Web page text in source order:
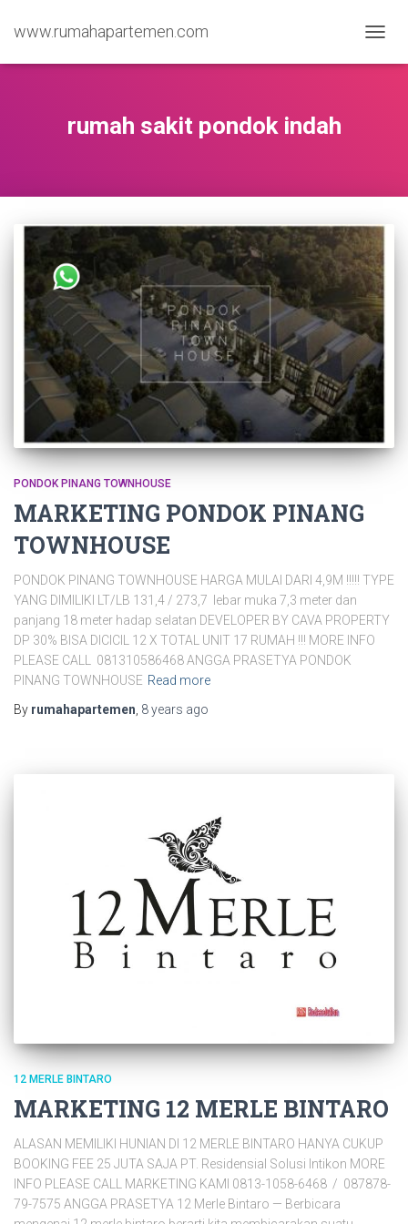
www.rumahapartemen.com
rumah sakit pondok indah
PONDOK PINANG TOWNHOUSE
MARKETING PONDOK PINANG
TOWNHOUSE
PONDOK PINANG TOWNHOUSE HARGA MULAI DARI 4,9M !!!!! TYPE
YANG DIMILIKI LT/LB 131,4 / 273,7 lebar muka 7,3 meter dan
panjang 18 meter hadap selatan DEVELOPER BY CAVA PROPERTY
DP 30% BISA DICICIL 12 X TOTAL UNIT 17 RUMAH !!! MORE INFO
PLEASE CALL 081310586468 ANGGA PRASETYA PONDOK
PINANG TOWNHOUSE Read more
By rumahapartemen 8 years ago
12 MERLE BINTARO
MARKETING 12 MERLE BINTARO
ALASAN MEMILIKI HUNIAN DI 12 MERLE BINTARO HANYA CUKUP
BOOKING FEE 25 JUTA SAJA PT. Residensial Solusi Intikon MORE
INFO PLEASE CALL MARKETING KAMI 0813-1058-6468 / 087878-
79-7575 ANGGA PRASETYA 12 Merle Bintaro — Berbicara